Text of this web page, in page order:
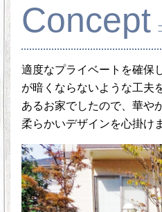
Concept
適度なプライベートを確保
が暗くならないような工夫
あるお家でしたので、華や
柔らかいデザインを心掛け